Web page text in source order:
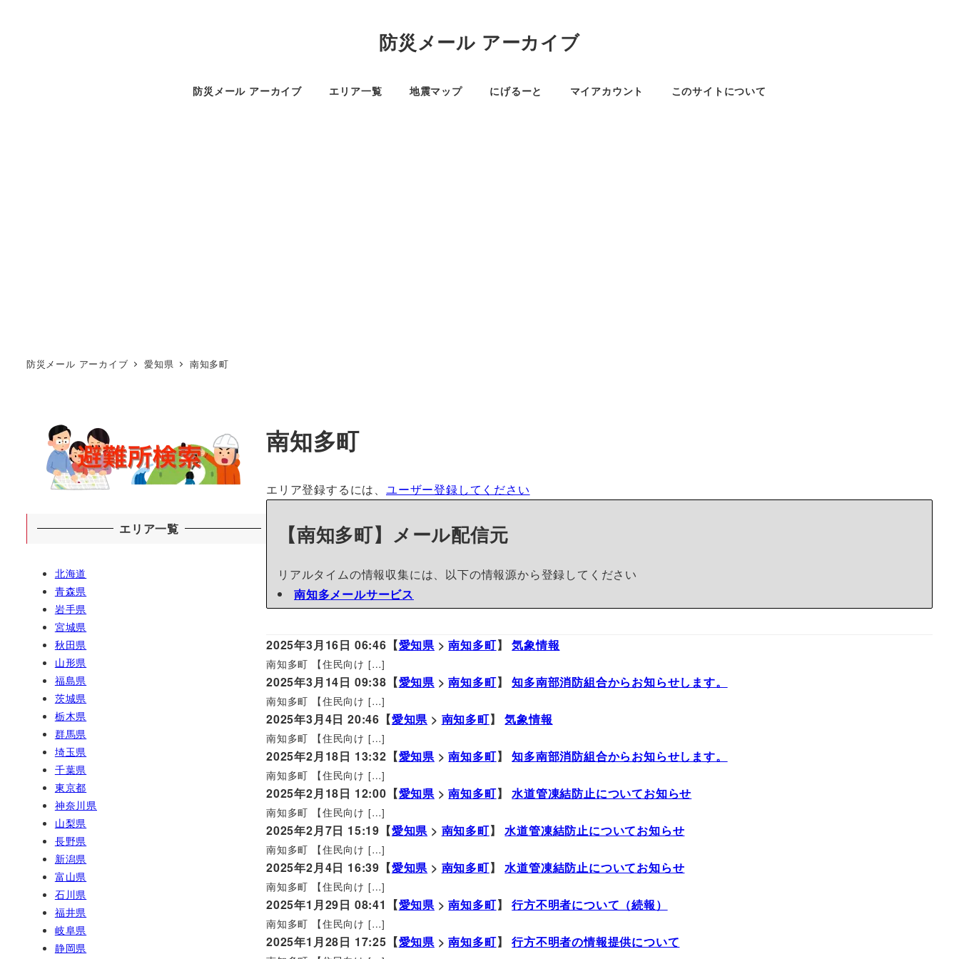
防災メール アーカイブ
防災メール アーカイブ エリア一覧 地震マップ にげるーと マイアカウント このサイトについて
防災メール アーカイブ 愛知県 南知多町
南知多町
エリア登録するには、 ユーザー登録してください
【南知多町】メール配信元
リアルタイムの情報収集には、以下の情報源から登録してください
南知多メールサービス
2025年3月16日 06:46【愛知県 >南知多町】気象情報
南知多町 【住民向け […]
2025年3月14日 09:38【愛知県 >南知多町】知多南部消防組合からお知らせします。
南知多町 【住民向け […]
2025年3月4日 20:46【愛知県 > 南知多町】気象情報
南知多町 【住民向け […]
2025年2月18日 13:32【愛知県 >南知多町】知多南部消防組合からお知らせします。
南知多町 【住民向け […]
2025年2月18日 12:00【愛知県 >南知多町】水道管凍結防止についてお知らせ
南知多町 【住民向け […]
2025年2月7日 15:19【愛知県 > 南知多町】水道管凍結防止についてお知らせ
南知多町 【住民向け […]
2025年2月4日 16:39【愛知県 > 南知多町】水道管凍結防止についてお知らせ
南知多町 【住民向け […]
2025年1月29日 08:41【愛知県 >南知多町】行方不明者について（続報）
南知多町 【住民向け […]
2025年1月28日 17:25【愛知県 >南知多町】行方不明者の情報提供について
エリア一覧
北海道
青森県
岩手県
宮城県
秋田県
山形県
福島県
茨城県
栃木県
群馬県
埼玉県
千葉県
東京都
神奈川県
山梨県
長野県
新潟県
富山県
石川県
福井県
岐阜県
静岡県